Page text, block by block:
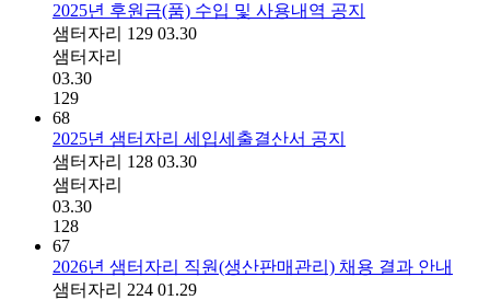
2025년 후원금(품) 수입 및 사용내역 공지
샘터자리 129 03.30
샘터자리
03.30
129
68
2025년 샘터자리 세입세출결산서 공지
샘터자리 128 03.30
샘터자리
03.30
128
67
2026년 샘터자리 직원(생산판매관리) 채용 결과 안내
샘터자리 224 01.29